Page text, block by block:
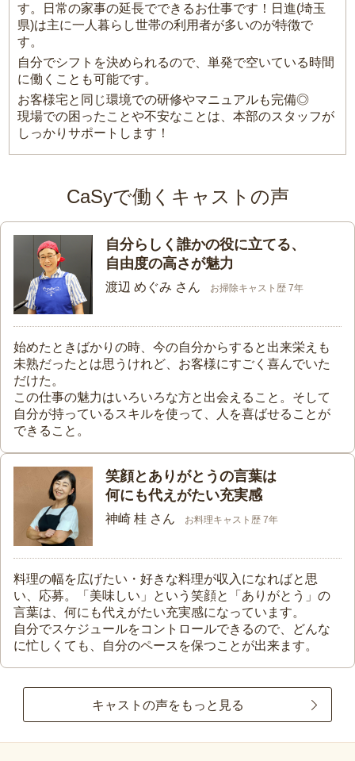
す。日常の家事の延長でできるお仕事です！日進(埼玉
県)は主に一人暮らし世帯の利用者が多いのが特徴で
す。
自分でシフトを決められるので、単発で空いている時間
に働くことも可能です。
お客様宅と同じ環境での研修やマニュアルも完備◎
現場での困ったことや不安なことは、本部のスタッフが
しっかりサポートします！
CaSyで働くキャストの声
自分らしく誰かの役に立てる、
自由度の高さが魅力
渡辺 めぐみ さん お掃除キャスト歴 7年
始めたときばかりの時、今の自分からすると出来栄えも
未熟だったとは思うけれど、お客様にすごく喜んでいた
だけた。
この仕事の魅力はいろいろな方と出会えること。そして
自分が持っているスキルを使って、人を喜ばせることが
できること。
笑顔とありがとうの言葉は
何にも代えがたい充実感
神崎 桂 さん お料理キャスト歴 7年
料理の幅を広げたい・好きな料理が収入になればと思
い、応募。「美味しい」という笑顔と「ありがとう」の
言葉は、何にも代えがたい充実感になっています。
自分でスケジュールをコントロールできるので、どんな
に忙しくても、自分のペースを保つことが出来ます。
キャストの声をもっと見る